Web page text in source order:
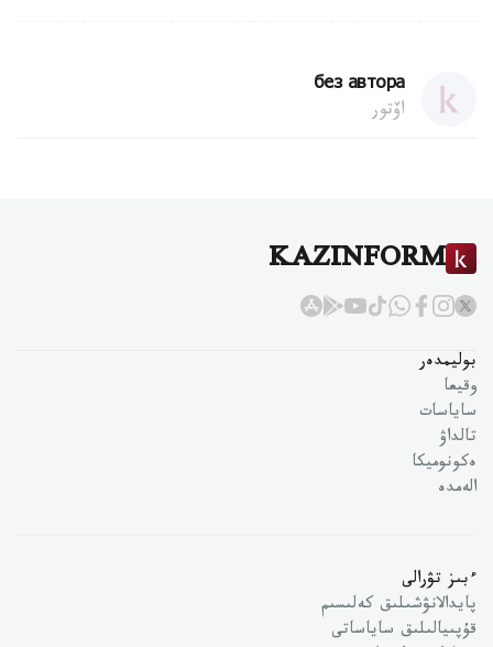
без автора
اۆتور
KAZINFORM
بوليمدەر
وقيعا
ساياسات
تالداۋ
ەكونوميكا
الەمدە
ءبىز تۋرالى
پايدالانۋشىلىق كەلىسىم
قۇپىيالىلىق ساياساتى